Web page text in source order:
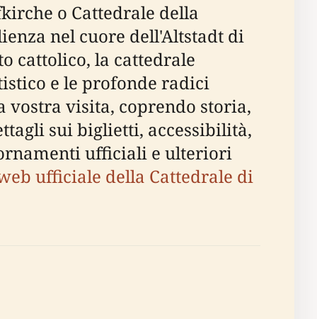
o Cattedrale della
nel cuore dell'Altstadt di
cattolico, la cattedrale
e le profonde radici
visita, coprendo storia,
sui biglietti, accessibilità,
ufficiali e ulteriori
ufficiale della Cattedrale di